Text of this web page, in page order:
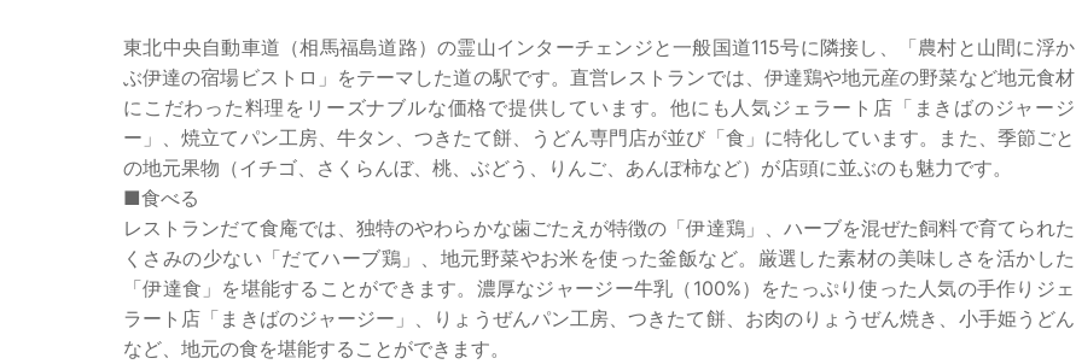
東北中央自動車道（相馬福島道路）の霊山インターチェンジと一般国道115号に隣接し、「農村と山間に浮か
ぶ伊達の宿場ビストロ」をテーマした道の駅です。直営レストランでは、伊達鶏や地元産の野菜など地元食材
にこだわった料理をリーズナブルな価格で提供しています。他にも人気ジェラート店「まきばのジャージ
ー」、焼立てパン工房、牛タン、つきたて餅、うどん専門店が並び「食」に特化しています。また、季節ごと
の地元果物（イチゴ、さくらんぼ、桃、ぶどう、りんご、あんぽ柿など）が店頭に並ぶのも魅力です。
■食べる
レストランだて食庵では、独特のやわらかな歯ごたえが特徴の「伊達鶏」、ハーブを混ぜた飼料で育てられた
くさみの少ない「だてハーブ鶏」、地元野菜やお米を使った釜飯など。厳選した素材の美味しさを活かした
「伊達食」を堪能することができます。濃厚なジャージー牛乳（100%）をたっぷり使った人気の手作りジェ
ラート店「まきばのジャージー」、りょうぜんパン工房、つきたて餅、お肉のりょうぜん焼き、小手姫うどん
など、地元の食を堪能することができます。